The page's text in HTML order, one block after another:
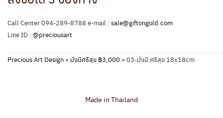
Call Center 094-289-8788 e-mail : sale@giftongold.com
Line ID : @preciousart
Precious Art Design» มั่งมีศรีสุข ฿3,000 »03-มั่งมี ศรีสุข 18x18cm
Made in Thailand